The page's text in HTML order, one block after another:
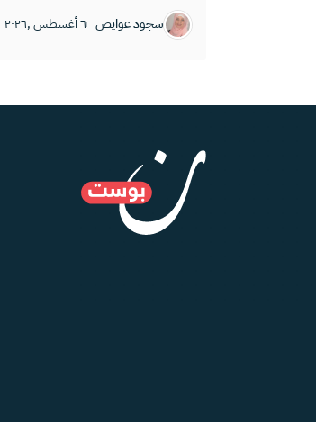
سجود عوايص ٦ أغسطس ,٢٠٢٦